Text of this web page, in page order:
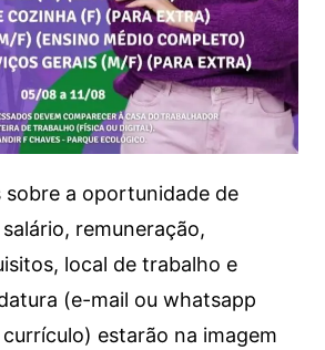
sobre a oportunidade de
remuneração,
local de trabalho e
(e-mail ou whatsapp
estarão na imagem